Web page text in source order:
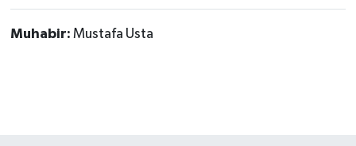
Muhabir: Mustafa Usta